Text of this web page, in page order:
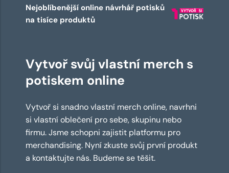
Nejoblíbenější online návrhář potisků
na tisíce produktů
Vytvoř svůj vlastní merch s
potiskem online
Vytvoř si snadno vlastní merch online, navrhni
si vlastní oblečení pro sebe, skupinu nebo
firmu. Jsme schopni zajistit platformu pro
merchandising. Nyní zkuste svůj první produkt
a kontaktujte nás. Budeme se těšit.